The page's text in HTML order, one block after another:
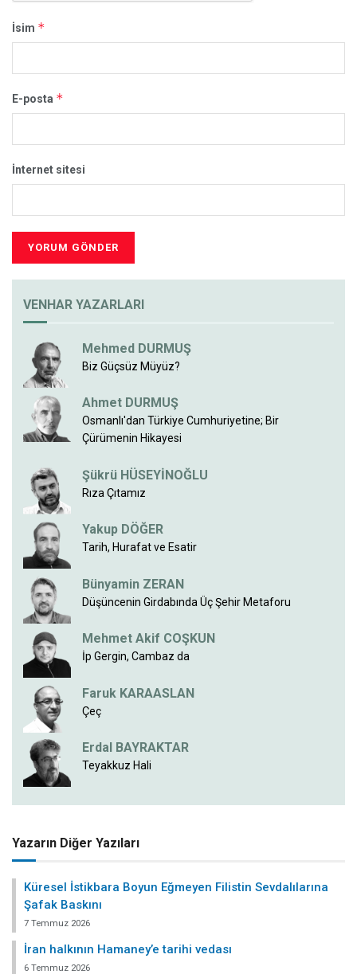
İsim *
E-posta *
İnternet sitesi
VENHAR YAZARLARI
Mehmed DURMUŞ
Biz Güçsüz Müyüz?
Ahmet DURMUŞ
Osmanlı'dan Türkiye Cumhuriyetine; Bir
Çürümenin Hikayesi
Şükrü HÜSEYİNOĞLU
Rıza Çıtamız
Yakup DÖĞER
Tarih, Hurafat ve Esatir
Bünyamin ZERAN
Düşüncenin Girdabında Üç Şehir Metaforu
Mehmet Akif COŞKUN
İp Gergin, Cambaz da
Faruk KARAASLAN
Çeç
Erdal BAYRAKTAR
Teyakkuz Hali
Yazarın Diğer Yazıları
Küresel İstikbara Boyun Eğmeyen Filistin Sevdalılarına
Şafak Baskını
7 Temmuz 2026
İran halkının Hamaney’e tarihi vedası
6 Temmuz 2026